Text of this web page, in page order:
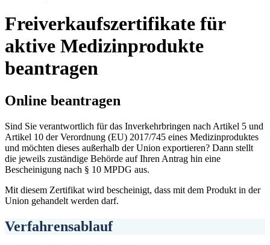
Freiverkaufszertifikate für
aktive Medizinprodukte
beantragen
Online beantragen
Sind Sie verantwortlich für das Inverkehrbringen nach Artikel 5 und
Artikel 10 der Verordnung (EU) 2017/745 eines Medizinproduktes
und möchten dieses außerhalb der Union exportieren? Dann stellt
die jeweils zuständige Behörde auf Ihren Antrag hin eine
Bescheinigung nach § 10 MPDG aus.
Mit diesem Zertifikat wird bescheinigt, dass mit dem Produkt in der
Union gehandelt werden darf.
Verfahrensablauf